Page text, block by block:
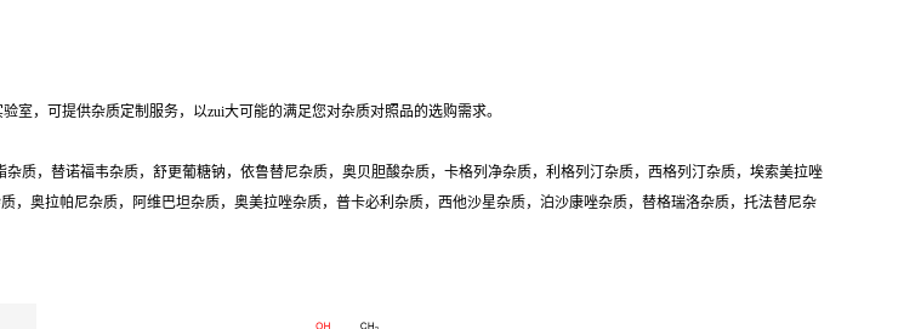
，可提供杂质定制服务，以zui大可能的满足您对杂质对照品的选购需求。
质，替诺福韦杂质，舒更葡糖钠，依鲁替尼杂质，奥贝胆酸杂质，卡格列净杂质，利格列汀杂质，西格列汀杂质，埃索美拉唑
奥拉帕尼杂质，阿维巴坦杂质，奥美拉唑杂质，普卡必利杂质，西他沙星杂质，泊沙康唑杂质，替格瑞洛杂质，托法替尼杂